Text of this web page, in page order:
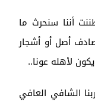
أننا سنحرث ما
أصل أو أشجار
لأهله عونا..
الشافي العافي